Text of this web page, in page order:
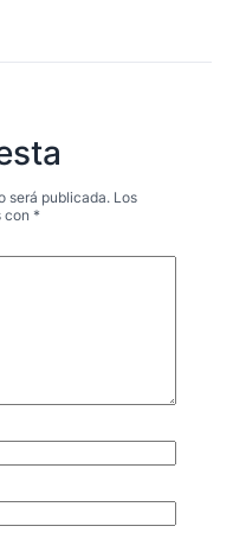
será publicada. Los
con *